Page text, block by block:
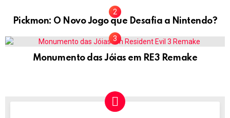
Pickmon: O Novo Jogo que Desafia a Nintendo?
Monumento das Jóias em RE3 Remake